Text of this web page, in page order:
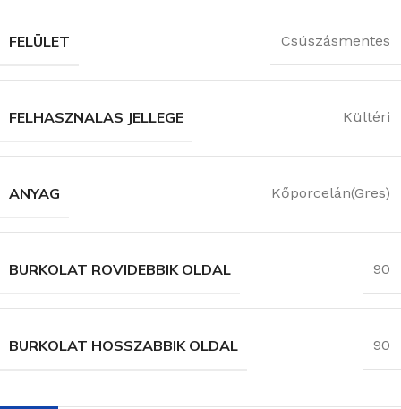
FELÜLET Csúszásmentes
FELHASZNALAS JELLEGE Kültéri
ANYAG Kőporcelán(Gres)
BURKOLAT ROVIDEBBIK OLDAL 90
BURKOLAT HOSSZABBIK OLDAL 90